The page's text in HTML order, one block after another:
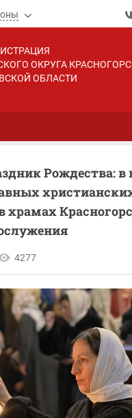
ОКРУГА
ОБЛАСТИ
Рождества: в
храмах
4277